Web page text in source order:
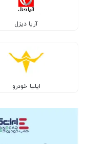
آریا دیزل
ایلیا خودرو